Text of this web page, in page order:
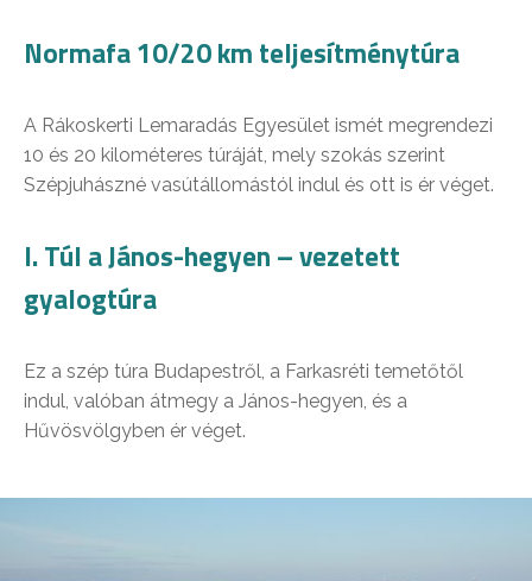
Normafa 10/20 km teljesítménytúra
A Rákoskerti Lemaradás Egyesület ismét megrendezi
10 és 20 kilométeres túráját, mely szokás szerint
Szépjuhászné vasútállomástól indul és ott is ér véget.
I. Túl a János-hegyen – vezetett
gyalogtúra
Ez a szép túra Budapestről, a Farkasréti temetőtől
indul, valóban átmegy a János-hegyen, és a
Hűvösvölgyben ér véget.